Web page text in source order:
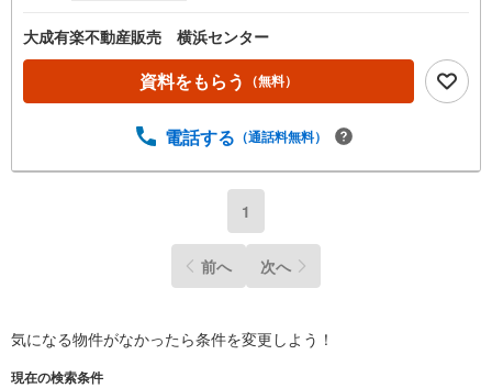
大成有楽不動産販売 横浜センター
資料をもらう （無料）
電話する （通話料無料）
1
前へ 次へ
気になる物件がなかったら条件を変更しよう！
現在の検索条件